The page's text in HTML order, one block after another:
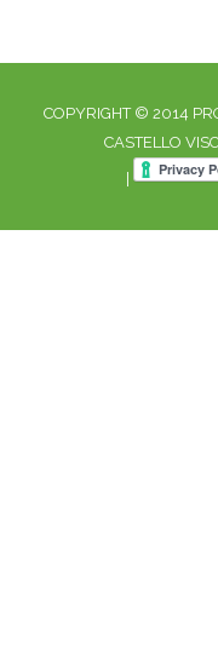
COPYRIGHT © 2014
CASTELLO